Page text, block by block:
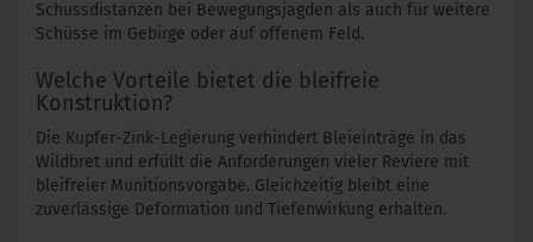
Schussdistanzen bei Bewegungsjagden als auch für weitere
Schüsse im Gebirge oder auf offenem Feld.
Welche Vorteile bietet die bleifreie
Konstruktion?
Die Kupfer-Zink-Legierung verhindert Bleieinträge in das
Wildbret und erfüllt die Anforderungen vieler Reviere mit
bleifreier Munitionsvorgabe. Gleichzeitig bleibt eine
zuverlässige Deformation und Tiefenwirkung erhalten.